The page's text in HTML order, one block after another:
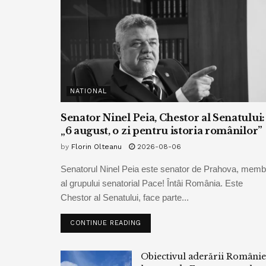
NATIONAL
Senator Ninel Peia, Chestor al Senatului:
„6 august, o zi pentru istoria românilor”
by Florin Olteanu 2026-08-06
Senatorul Ninel Peia este senator de Prahova,
al grupului senatorial Pace! Întâi România. Este
Chestor al Senatului, face parte...
CONTINUE READING
Obiectivul aderării